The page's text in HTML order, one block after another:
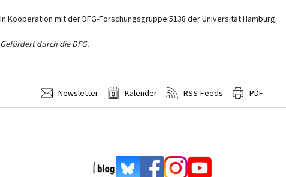
In Kooperation mit der DFG-Forschungsgruppe 5138 der Universität Hamburg.
Gefördert durch die DFG.
Newsletter Kalender RSS-Feeds PDF